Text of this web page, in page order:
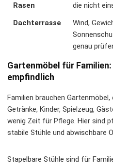
Rasen
die nicht
Dachterrasse
Wind,
genau
Gartenmöbel für
empfindlich
Familien brauchen Gartenmöbel,
Getränke, Kinder, Spielzeug,
wenig Zeit für Pflege. Hier sind
stabile Stühle und abwischbare
Stapelbare Stühle sind für